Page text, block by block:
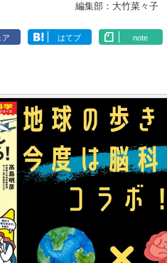
編集部：大竹菜々子
ア はてブ note